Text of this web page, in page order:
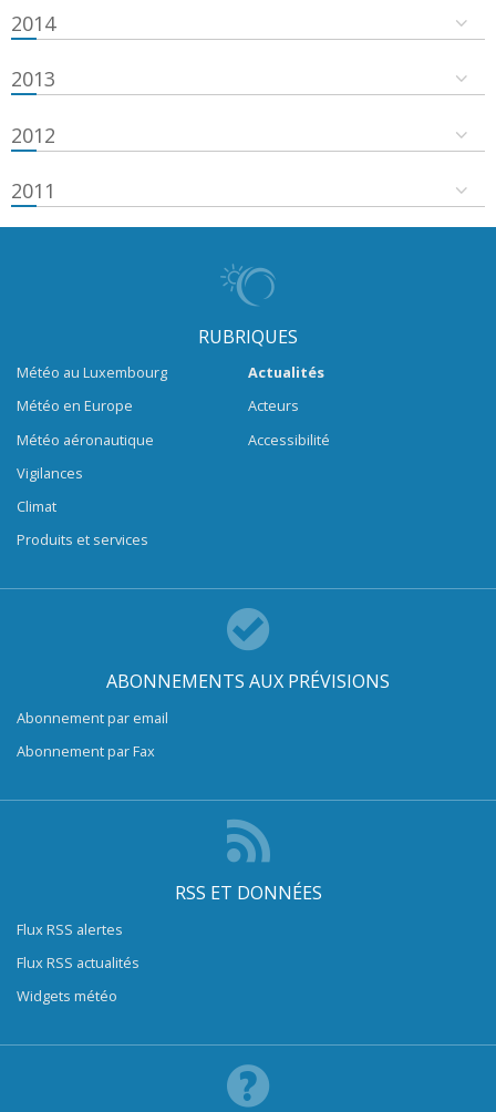
2014
2013
2012
2011
RUBRIQUES
Météo au Luxembourg
Météo en Europe
Météo aéronautique
Vigilances
Climat
Produits et services
Actualités
Acteurs
Accessibilité
ABONNEMENTS AUX PRÉVISIONS
Abonnement par email
Abonnement par Fax
RSS ET DONNÉES
Flux RSS alertes
Flux RSS actualités
Widgets météo